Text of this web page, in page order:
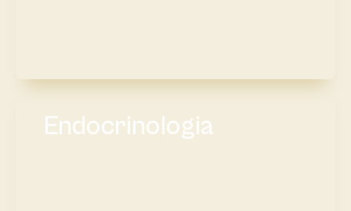
Endocrinologia